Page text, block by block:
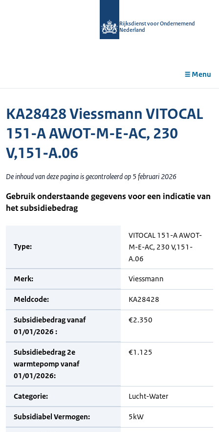
Rijksdienst voor Ondernemend
Nederland
Menu
KA28428 Viessmann VITOCAL
151-A AWOT-M-E-AC, 230
V,151-A.06
De inhoud van deze pagina is gecontroleerd op 5 februari 2026
Gebruik onderstaande gegevens voor een indicatie van
het subsidiebedrag
Type:
VITOCAL 151-A AWOT-
M-E-AC, 230 V,151-
A.06
Merk: Viessmann
Meldcode: KA28428
Subsidiebedrag vanaf
01/01/2026 :
€2.350
Subsidiebedrag 2e
warmtepomp vanaf
01/01/2026:
€1.125
Categorie: Lucht-Water
Subsidiabel Vermogen: 5kW